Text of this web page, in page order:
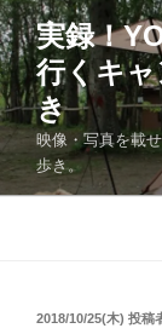
コ
ン
テ
ン
ツ
へ
ス
実録！
行くキ
き
映像・写真を載
歩き。
投
2018/10/25(木) 投稿